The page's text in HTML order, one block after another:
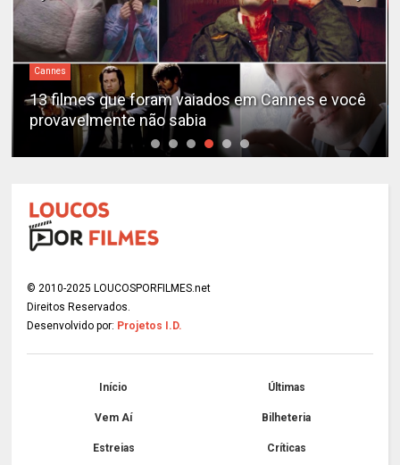
Cannes
13 filmes que foram vaiados em Cannes e você
provavelmente não sabia
© 2010-2025 LOUCOSPORFILMES.net
Direitos Reservados.
Desenvolvido por: Projetos I.D.
Início Últimas
Vem Aí Bilheteria
Estreias Críticas